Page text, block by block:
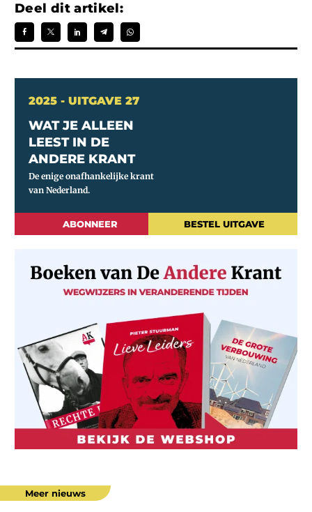
Deel dit artikel:
2025 - UITGAVE 27
WAT JE ALLEEN
LEEST IN DE
ANDERE KRANT
ABONNEER BESTEL UITGAVE
Meer nieuws